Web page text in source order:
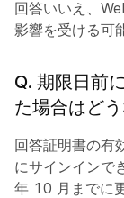
回答いいえ、
影響を受ける可
Q. 期限日前
た場合はど
回答証明書の有
にサインインで
年 10 月までに